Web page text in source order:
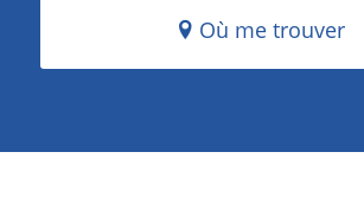
Où me trouver